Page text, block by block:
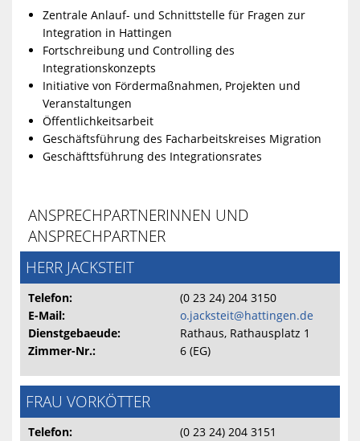
Zentrale Anlauf- und Schnittstelle für Fragen zur
Integration in Hattingen
Fortschreibung und Controlling des
Integrationskonzepts
Initiative von Fördermaßnahmen, Projekten und
Veranstaltungen
Öffentlichkeitsarbeit
Geschäftsführung des Facharbeitskreises Migration
Geschäfttsführung des Integrationsrates
ANSPRECHPARTNERINNEN UND
ANSPRECHPARTNER
HERR JACKSTEIT
Telefon:
(0 23 24) 204 3150
E-Mail:
o.jacksteit@hattingen.de
Dienstgebaeude:
Rathaus, Rathausplatz 1
Zimmer-Nr.:
6 (EG)
FRAU VORKÖTTER
Telefon:
(0 23 24) 204 3151